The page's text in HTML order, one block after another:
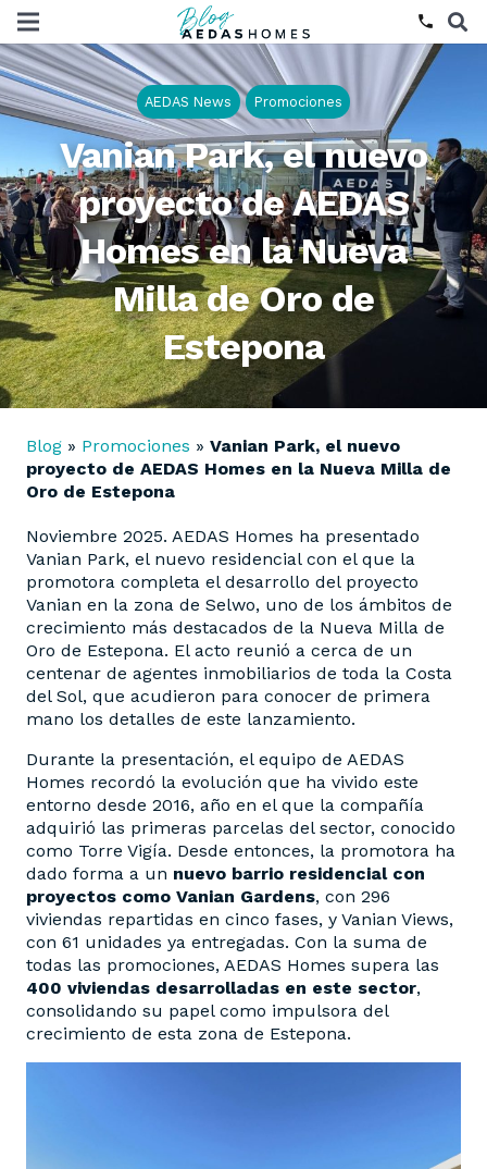
phone
AEDAS News Promociones
Vanian Park, el nuevo
proyecto de AEDAS
Homes en la Nueva
Milla de Oro de
Estepona
Blog » Promociones » Vanian Park, el nuevo
proyecto de AEDAS Homes en la Nueva Milla de
Oro de Estepona
Noviembre 2025. AEDAS Homes ha presentado
Vanian Park, el nuevo residencial con el que la
promotora completa el desarrollo del proyecto
Vanian en la zona de Selwo, uno de los ámbitos de
crecimiento más destacados de la Nueva Milla de
Oro de Estepona. El acto reunió a cerca de un
centenar de agentes inmobiliarios de toda la Costa
del Sol, que acudieron para conocer de primera
mano los detalles de este lanzamiento.
Durante la presentación, el equipo de AEDAS
Homes recordó la evolución que ha vivido este
entorno desde 2016, año en el que la compañía
adquirió las primeras parcelas del sector, conocido
como Torre Vigía. Desde entonces, la promotora ha
dado forma a un nuevo barrio residencial con
proyectos como Vanian Gardens, con 296
viviendas repartidas en cinco fases, y Vanian Views,
con 61 unidades ya entregadas. Con la suma de
todas las promociones, AEDAS Homes supera las
400 viviendas desarrolladas en este sector,
consolidando su papel como impulsora del
crecimiento de esta zona de Estepona.